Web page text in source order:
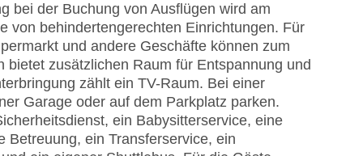
bei der Buchung von Ausflügen wird am
von behindertengerechten Einrichtungen. Für
und andere Geschäfte können zum
zusätzlichen Raum für Entspannung und
zählt ein TV-Raum. Bei einer
Garage oder auf dem Parkplatz parken.
ein Babysitterservice, eine
Betreuung, ein Transferservice, ein